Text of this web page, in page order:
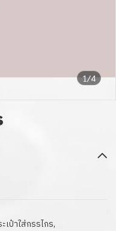
1/4
ป๋าใส่กรรไกร,